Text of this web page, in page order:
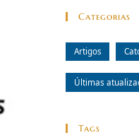
Categorias
Artigos
Últimas
Tags